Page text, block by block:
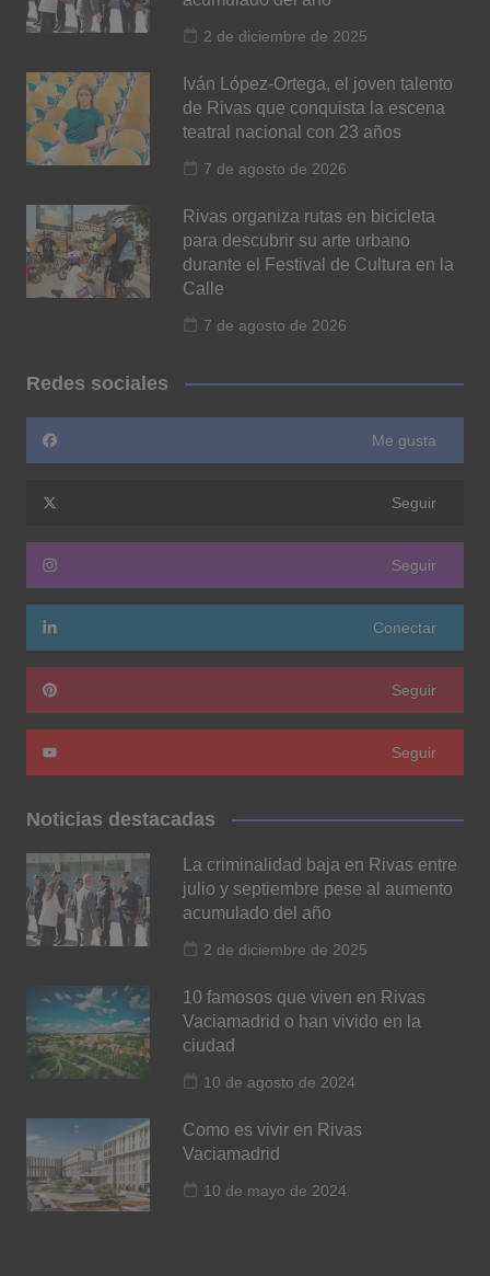
2 de diciembre de 2025
Iván López-Ortega, el joven talento
de Rivas que conquista la escena
teatral nacional con 23 años
7 de agosto de 2026
Rivas organiza rutas en bicicleta
para descubrir su arte urbano
durante el Festival de Cultura en la
Calle
7 de agosto de 2026
Redes sociales
Me gusta
Seguir
Seguir
Conectar
Seguir
Seguir
Noticias destacadas
La criminalidad baja en Rivas entre
julio y septiembre pese al aumento
acumulado del año
2 de diciembre de 2025
10 famosos que viven en Rivas
Vaciamadrid o han vivido en la
ciudad
10 de agosto de 2024
Como es vivir en Rivas
Vaciamadrid
10 de mayo de 2024